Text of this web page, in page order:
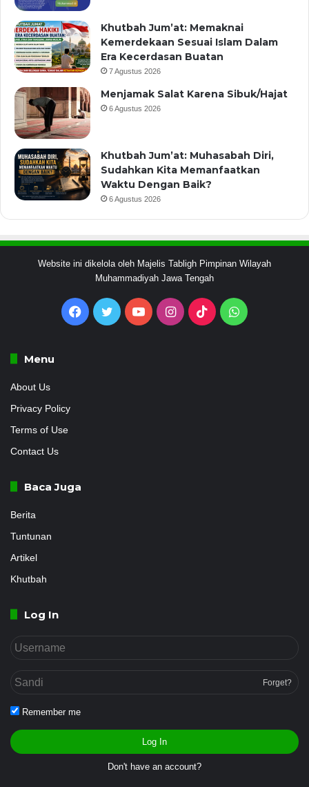
Khutbah Jum’at: Memaknai
Kemerdekaan Sesuai Islam Dalam
Era Kecerdasan Buatan
7 Agustus 2026
Menjamak Salat Karena Sibuk/Hajat
6 Agustus 2026
Khutbah Jum’at: Muhasabah Diri,
Sudahkan Kita Memanfaatkan
Waktu Dengan Baik?
6 Agustus 2026
Website ini dikelola oleh Majelis Tabligh Pimpinan Wilayah
Muhammadiyah Jawa Tengah
Facebook
Twitter YouTubeInstagram
TikTokWhatsApp
Menu
About Us
Privacy Policy
Terms of Use
Contact Us
Baca Juga
Berita
Tuntunan
Artikel
Khutbah
Log In
Forget?
Remember me
Log In
Don't have an account?